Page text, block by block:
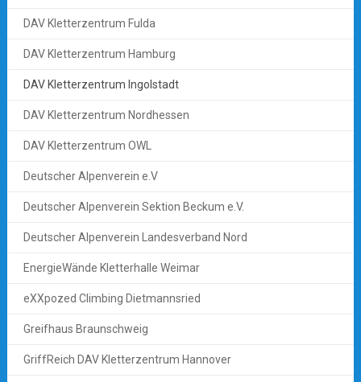
DAV Kletterzentrum Fulda
DAV Kletterzentrum Hamburg
DAV Kletterzentrum Ingolstadt
DAV Kletterzentrum Nordhessen
DAV Kletterzentrum OWL
Deutscher Alpenverein e.V
Deutscher Alpenverein Sektion Beckum e.V.
Deutscher Alpenverein Landesverband Nord
EnergieWände Kletterhalle Weimar
eXXpozed Climbing Dietmannsried
Greifhaus Braunschweig
GriffReich DAV Kletterzentrum Hannover